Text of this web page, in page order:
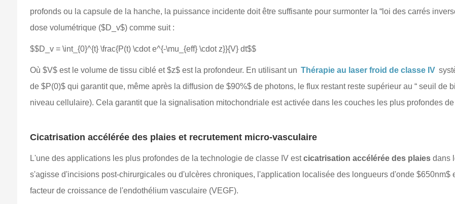
profonds ou la capsule de la hanche, la puissance incidente doit être suffisante pour surmonter la “loi des carrés
dose volumétrique ($D_v$) comme suit :
$$D_v = \int_{0}^{t} \frac{P(t) \cdot e^{-\mu_{eff} \cdot z}}{V} dt$$
Où $V$ est le volume de tissu ciblé et $z$ est la profondeur. En utilisant un Thérapie au laser froid de classe IV
de $P(0)$ qui garantit que, même après la diffusion de $90%$ de photons, le flux restant reste supérieur au “ seuil de
niveau cellulaire). Cela garantit que la signalisation mitochondriale est activée dans les couches les plus profondes
Cicatrisation accélérée des plaies et recrutement micro-vasculaire
L'une des applications les plus profondes de la technologie de classe IV estcicatrisation accélérée des plaies dans
s'agisse d'incisions post-chirurgicales ou d'ulcères chroniques, l'application localisée des longueurs d'onde
facteur de croissance de l'endothélium vasculaire (VEGF).